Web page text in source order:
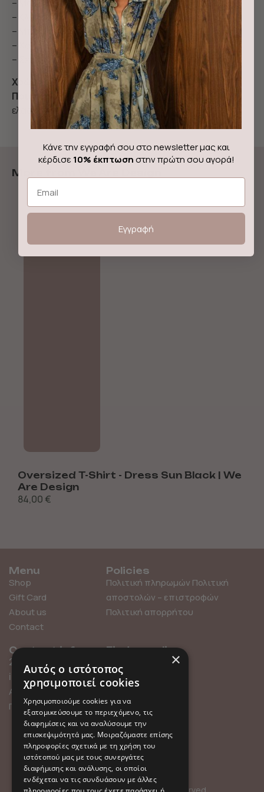
– Μακριά μανίκια με σταθερές μανσέτες
– Κλασικός γιακάς
– Μπροστινό κλείσιμο με κουμπιά
– Χαλαρό λάστιχο στο τελείωμα
– Σχεδιασμένο και κατασκευασμένο στην Ελλάδα
Χρώμα:
Εκρού
Ποιότητα: 34% βισκόζη, 63% πολυεστέρας, 3%
ελαστίνη
More from We Are Design
Out of stock!
Oversized T-Shirt - Dress Sun Black | We
Are Design
84,00 €
Menu
Shop
Gift Card
About us
Contact
Policies
Πολιτική πληρωμών Πολιτική
αποστολών – επιστροφών
Πολιτική απορρήτου
Contact info
211 0101119
info@millefleurs.gr
Αγίου Αλεξάνδρου 69,
Παλαιό Φάληρο
Find us online
Κάνε την εγγραφή σου στο newsletter μας και
κέρδισε 10% έκπτωσηστην πρώτη σου αγορά!
Email
Εγγραφή
×
Αυτός ο ιστότοπος
χρησιμοποιεί cookies
Χρησιμοποιούμε cookies για να
εξατομικεύσουμε το περιεχόμενο, τις
διαφημίσεις και να αναλύσουμε την
επισκεψιμότητά μας. Μοιραζόμαστε επίσης
πληροφορίες σχετικά με τη χρήση του
ιστότοπού μας με τους συνεργάτες
διαφήμισης και ανάλυσης, οι οποίοι
ενδέχεται να τις συνδυάσουν με άλλες